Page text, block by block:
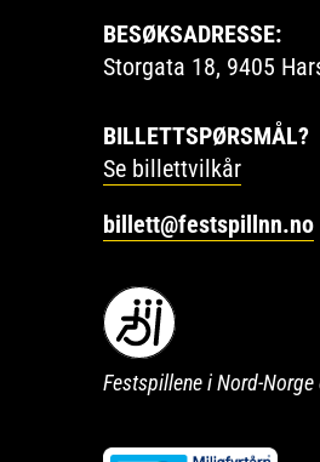
BESØKSADRESSE:
Storgata 18, 9405
BILLETTSPØRSMÅL?
Se billettvilkår
billett@festspillnn.no
Festspillene i Nord-